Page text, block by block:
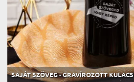
SAJÁT SZÖVEG - GRAVÍROZOTT KULACS